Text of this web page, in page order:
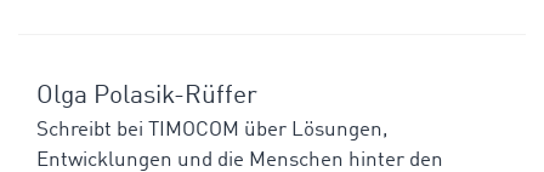
Olga Polasik-Rüffer
Schreibt bei TIMOCOM über Lösungen,
Entwicklungen und die Menschen hinter den